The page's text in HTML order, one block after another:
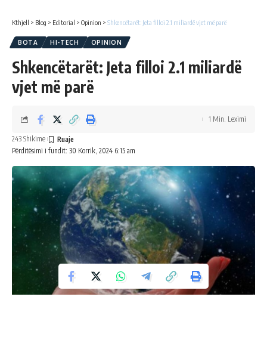
Kthjell > Blog > Editorial > Opinion > Shkencëtarët: Jeta filloi 2.1 miliardë vjet më parë
BOTA HI-TECH OPINION
Shkencëtarët: Jeta filloi 2.1 miliardë
vjet më parë
Përditësimi i fundit: 30 Korrik, 2024 6:15 am
243 Shikime
1 Min. Leximi